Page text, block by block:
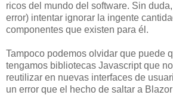
ricos del mundo del software. Sin
error) intentar ignorar la ingente
componentes que existen para él.
Tampoco podemos olvidar que puede
tengamos bibliotecas Javascript que
reutilizar en nuevas interfaces de
un error que el hecho de saltar a